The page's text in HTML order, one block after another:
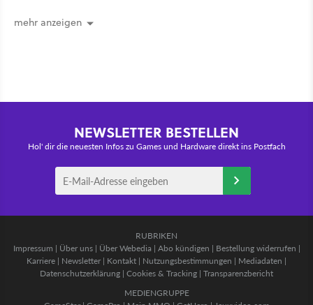
mehr anzeigen
NEWSLETTER BESTELLEN
Hol' dir die neuesten Infos zu Games und Hardware direkt ins Postfach
RUBRIKEN
Impressum | Über uns| Über Webedia | Abo kündigen | Bestellung widerrufen |
Karriere | Newsletter | Kontakt | Nutzungsbestimmungen | Mediadaten |
Datenschutzerklärung | Cookies & Tracking | Transparenzbericht
MEDIENGRUPPE